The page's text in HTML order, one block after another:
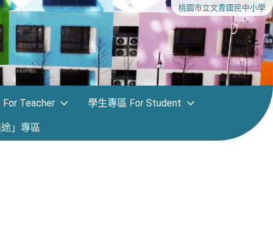
桃園市立文青國民中小學
Teacher 學生專區 For Student
」專區